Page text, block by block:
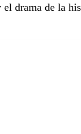
el drama de la